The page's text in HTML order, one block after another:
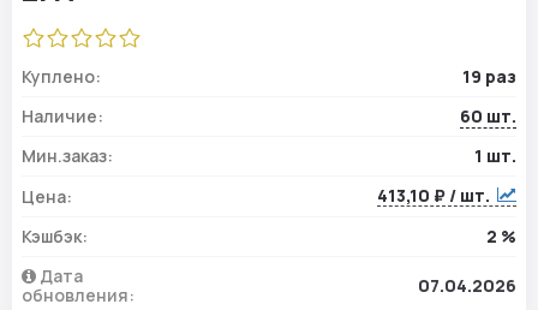
Куплено:
19 раз
Наличие:
60 шт.
Мин.заказ:
1 шт.
Цена:
413,10 ₽ / шт.
Кэшбэк:
2 %
Дата
обновления:
07.04.2026